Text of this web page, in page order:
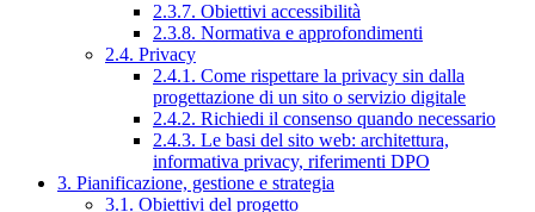
2.3.7. Obiettivi accessibilità
2.3.8. Normativa e approfondimenti
2.4. Privacy
2.4.1. Come rispettare la privacy sin dalla
progettazione di un sito o servizio digitale
2.4.2. Richiedi il consenso quando necessario
2.4.3. Le basi del sito web: architettura,
informativa privacy, riferimenti DPO
3. Pianificazione, gestione e strategia
3.1. Obiettivi del progetto